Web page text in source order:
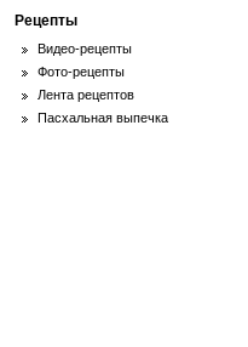
Рецепты
Видео-рецепты
Фото-рецепты
Лента рецептов
Пасхальная выпечка